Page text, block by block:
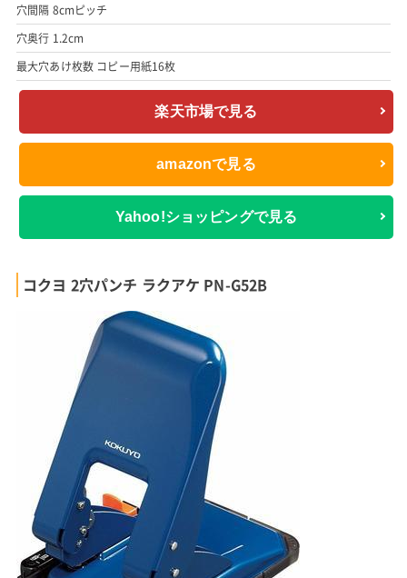
穴間隔 8cmピッチ
穴奥行 1.2cm
最大穴あけ枚数 コピー用紙16枚
楽天市場で見る
amazonで見る
Yahoo!ショッピングで見る
コクヨ 2穴パンチ ラクアケ PN-G52B